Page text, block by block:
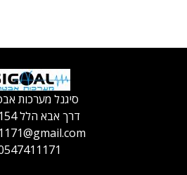
סיגנל מערכות
דרך אבא הלל 154 ר''ג